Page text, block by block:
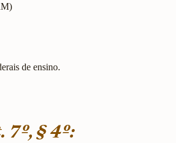
de ensino.
7º, § 4º: